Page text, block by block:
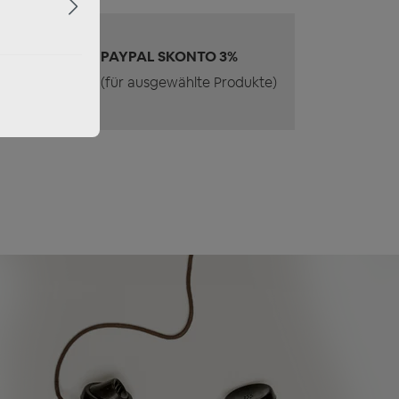
PAYPAL SKONTO 3%
(für ausgewählte Produkte)